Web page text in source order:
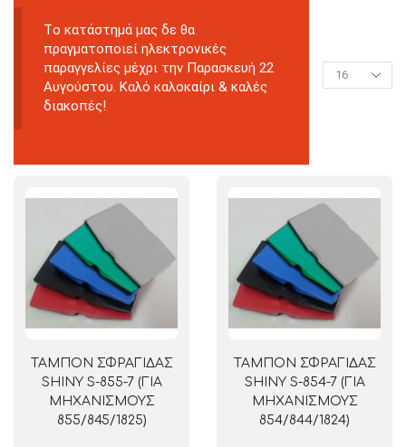
Tο κατάστημά μας δε θα
πραγματοποιεί ηλεκτρονικές
παραγγελίες μέχρι την Παρασκευή 22
Αυγούστου. Καλό καλοκαίρι & καλές
διακοπές!
ΤΑΜΠΟΝ ΣΦΡΑΓΙΔΑΣ
SHINY S-855-7 (ΓΙΑ
ΜΗΧΑΝΙΣΜΟΥΣ
855/845/1825)
ΤΑΜΠΟΝ ΣΦΡΑΓΙΔΑΣ
SHINY S-854-7 (ΓΙΑ
ΜΗΧΑΝΙΣΜΟΥΣ
854/844/1824)